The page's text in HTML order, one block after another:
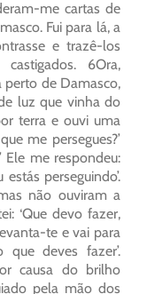
me cartas de
Fui para lá, a
e trazê-los
6Ora,
perto de Damasco,
luz que vinha do
terra e ouvi uma
me persegues?’
Ele me respondeu:
perseguindo’.
não ouviram a
‘Que devo fazer,
te e vai para
deves fazer’.
causa do brilho
pela mão dos